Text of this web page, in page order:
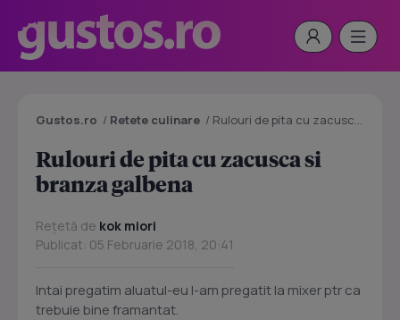
Gustos.ro / Retete culinare / Rulouri de pita cu zacusca si branza galbena
Rulouri de pita cu zacusca si
branza galbena
Rețetă de kok miori
Publicat: 05 Februarie 2018, 20:41
Intai pregatim aluatul-eu l-am pregatit la mixer ptr ca
trebuie bine framantat.